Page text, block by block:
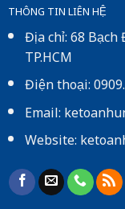
THÔNG TIN LIÊN HỆ
Địa chỉ: 68
TP.HCM
Điện thoại:
Email:
Website: